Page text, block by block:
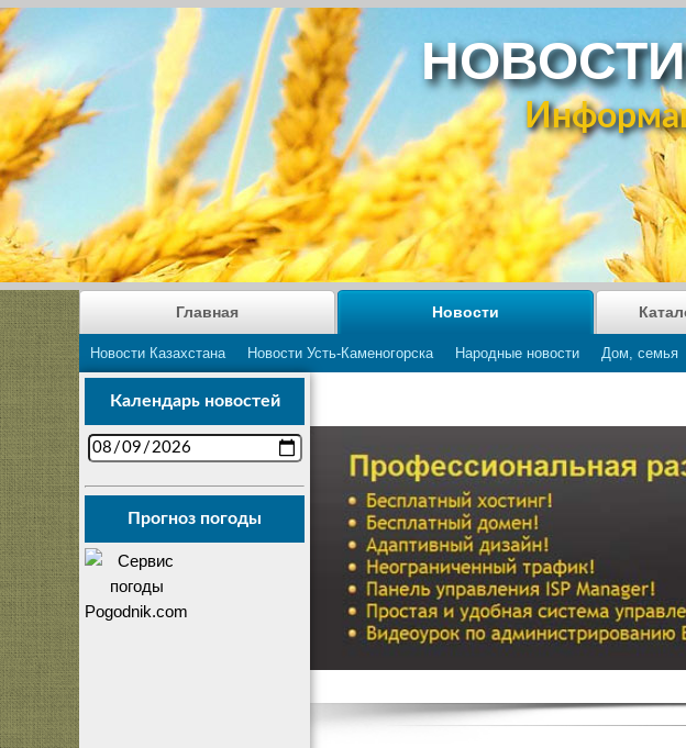
Главная Новости
Новости Казахстана Новости Усть-Каменогорска Народные новости Дом, семья
Календарь новостей
Прогноз погоды